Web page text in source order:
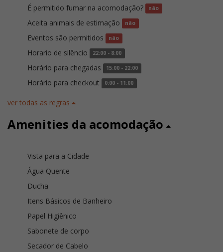
É permitido fumar na acomodação? não
Aceita animais de estimação não
Eventos são permitidos não
Horario de silêncio 22:00 - 8:00
Horário para chegadas 15:00 - 22:00
Horário para checkout 0:00 - 11:00
ver todas as regras
Amenities da acomodação
Vista para a Cidade
Água Quente
Ducha
Itens Básicos de Banheiro
Papel Higiênico
Sabonete de corpo
Secador de Cabelo